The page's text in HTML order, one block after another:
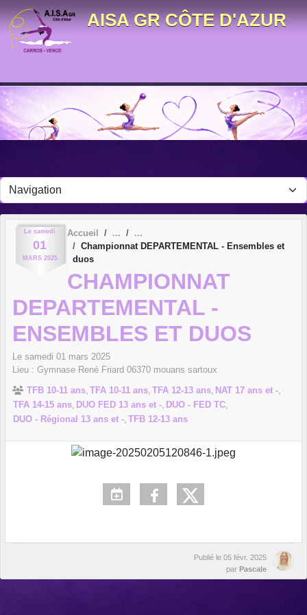
AISA GR CÔTE D'AZUR
Le samedi
01
MARS 2025
Accueil
Championnat DEPARTEMENTAL - Ensembles et
duos
CHAMPIONNAT
DEPARTEMENTAL -
ENSEMBLES ET DUOS
Le samedi 01 mars 2025
Lieu : Gymnase René Friard 06370 mouans sartoux
TFB 10-11 ans TFA 10-11 ans TFA 12-13 ans NAT 17 ans et -
TFA 14-15 ans DUO FED 13 ans et - DUO - FED TC
DUO - Régional 13 ans et - TFB 12-13 ans
Publié le 05 févr. 2025
par Pascale
Panneau de gestion des cookies